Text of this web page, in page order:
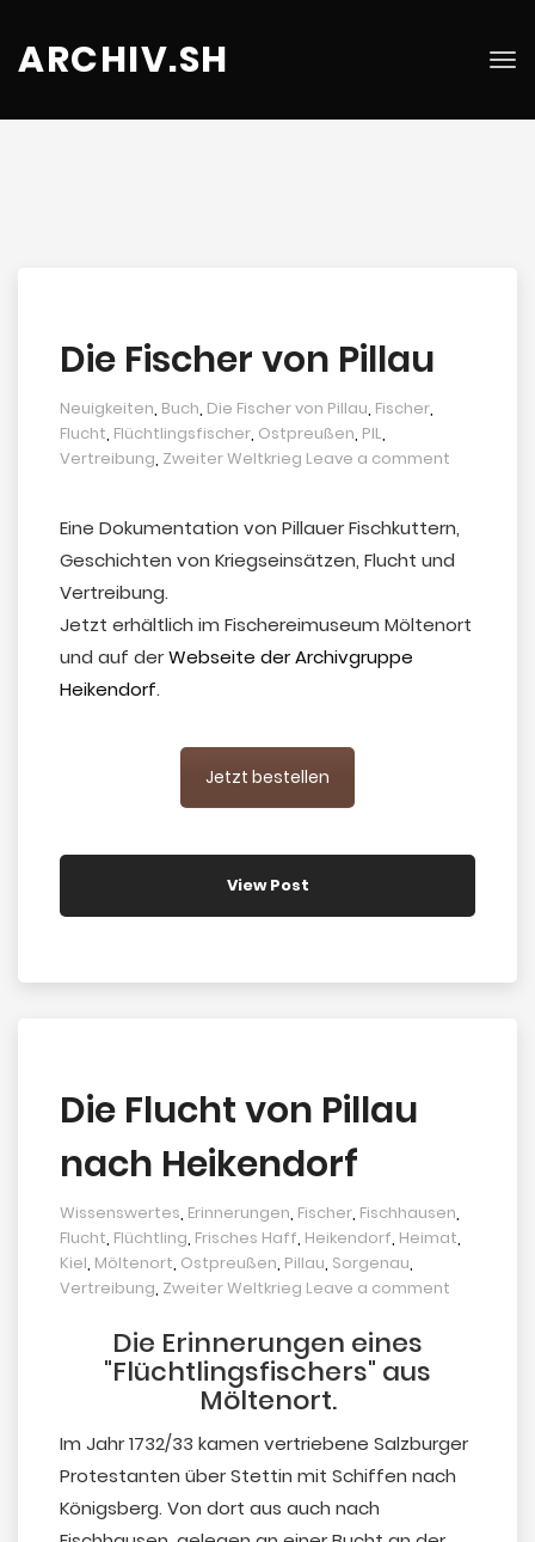
ARCHIV.SH
Die Fischer von Pillau
Neuigkeiten, Buch, Die Fischer von Pillau, Fischer,
Flucht, Flüchtlingsfischer, Ostpreußen, PIL,
Vertreibung, Zweiter Weltkrieg Leave a comment
Eine Dokumentation von Pillauer Fischkuttern,
Geschichten von Kriegseinsätzen, Flucht und
Vertreibung.
Jetzt erhältlich im Fischereimuseum Möltenort
und auf derWebseite der Archivgruppe
Heikendorf.
Jetzt bestellen
View Post
Die Flucht von Pillau
nach Heikendorf
Wissenswertes Erinnerungen Fischer Fischhausen
Flucht Flüchtling Frisches Haff Heikendorf Heimat
Kiel Möltenort Ostpreußen Pillau Sorgenau
Vertreibung Zweiter Weltkrieg Leave a comment
Die Erinnerungen eines
"Flüchtlingsfischers" aus
Möltenort.
Im Jahr 1732/33 kamen vertriebene Salzburger
Protestanten über Stettin mit Schiffen nach
Königsberg. Von dort aus auch nach